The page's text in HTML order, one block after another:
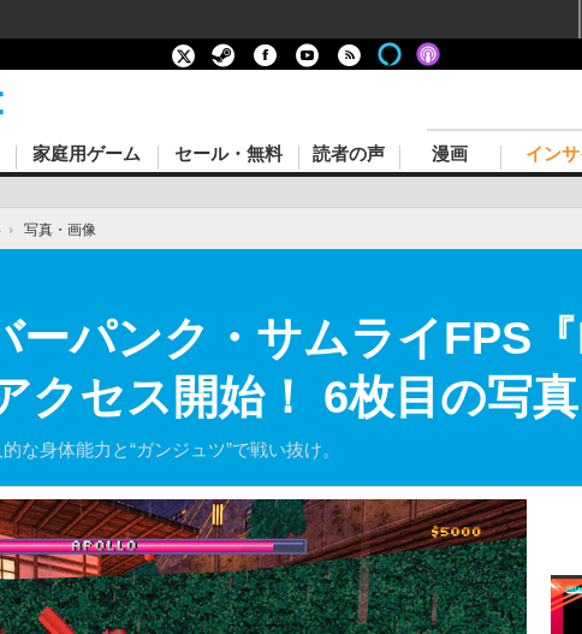
家庭用ゲーム セール・無料 読者の声 漫画 イン
› 写真・画像
ーパンク・サムライFPS
クセス開始！ 6枚目の写
な身体能力と“ガンジュツ”で戦い抜け。